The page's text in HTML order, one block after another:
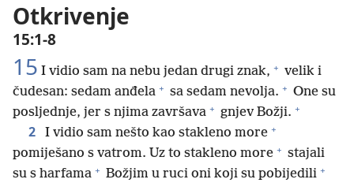
Otkrivenje
15:1-8
15 I vidio sam na nebu jedan drugi znak, + velik i
čudesan: sedam anđela + sa sedam nevolja. + One su
posljednje, jer s njima završava + gnjev Božji. +
2 I vidio sam nešto kao stakleno more +
pomiješano s vatrom. Uz to stakleno more + stajali
su s harfama + Božjim u ruci oni koji su pobijedili +